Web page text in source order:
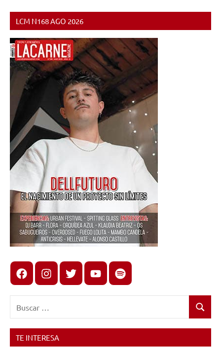
NOTICIAS
LCM N168 AGO 2026
FacebookInstagram
X youtubespotify
Buscar
TE INTERESA